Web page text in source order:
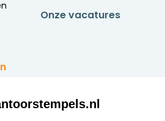
Onze vacatures
Klantenservice: